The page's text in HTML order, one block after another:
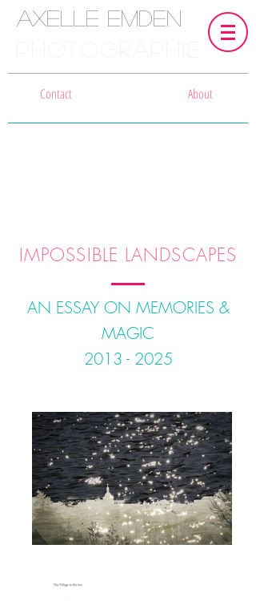
Axelle Emden
Contact About
IMPOSSIBLE LANDSCAPES
AN ESSAY ON MEMORIES &
MAGIC
2013 - 2025